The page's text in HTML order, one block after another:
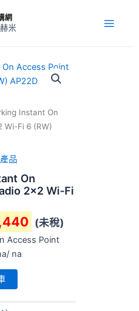
網
米
Menu
Instant On
Wi-Fi 6 (RW)
品
On
2×2 Wi-Fi
。
目
前
格：
NT$9,440。
(未稅)
Access Point
na